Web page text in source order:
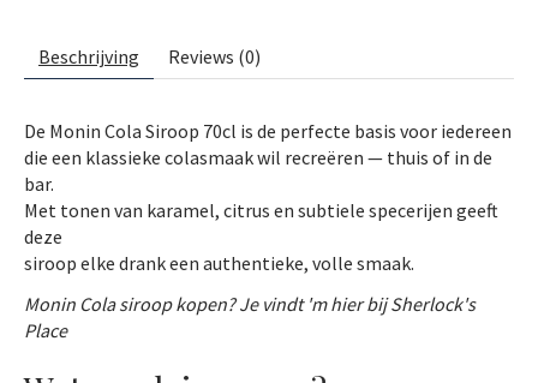
Beschrijving Reviews (0)
De Monin Cola Siroop 70cl is de perfecte basis voor iedereen
die een klassieke colasmaak wil recreëren — thuis of in de
bar.
Met tonen van karamel, citrus en subtiele specerijen geeft
deze
siroop elke drank een authentieke, volle smaak.
Monin Cola siroop kopen? Je vindt 'm hier bij Sherlock's
Place